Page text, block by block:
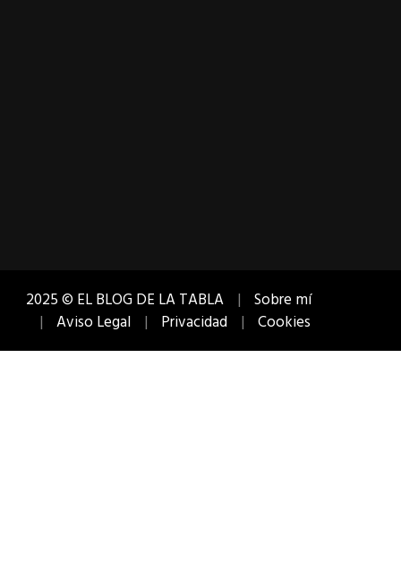
2025 © EL BLOG DE LA TABLA
Sobre mí
Aviso Legal
Privacidad Cookies